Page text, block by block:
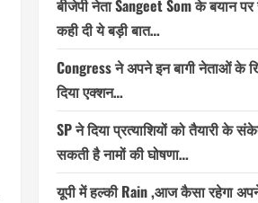
बीजेपी नेता Sangeet Som के बयान पर
कही दी ये बड़ी बात…
Congress ने अपने इन बागी नेताओं के
दिया एक्शन…
SP ने दिया प्रत्याशियों को तैयारी के
सकती है नामों की घोषणा…
यूपी में हल्की Rain ,आज कैसा रहेगा